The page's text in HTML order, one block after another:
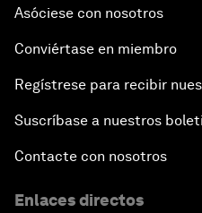
Asóciese con nosotros
Conviértase en miembro
Regístrese para recibir
Suscríbase a nuestros
Contacte con nosotros
Enlaces directos